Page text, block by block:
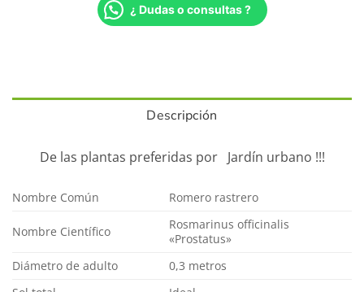
¿ Dudas o consultas ?
Descripción
De las plantas preferidas por Jardín urbano !!!
Nombre Común Romero rastrero
Nombre Científico
Rosmarinus officinalis
«Prostatus»
Diámetro de adulto
0,3 metros